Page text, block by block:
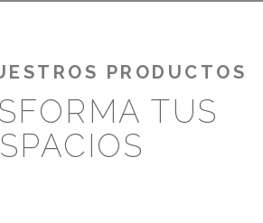
PRODUCTOS
TUS